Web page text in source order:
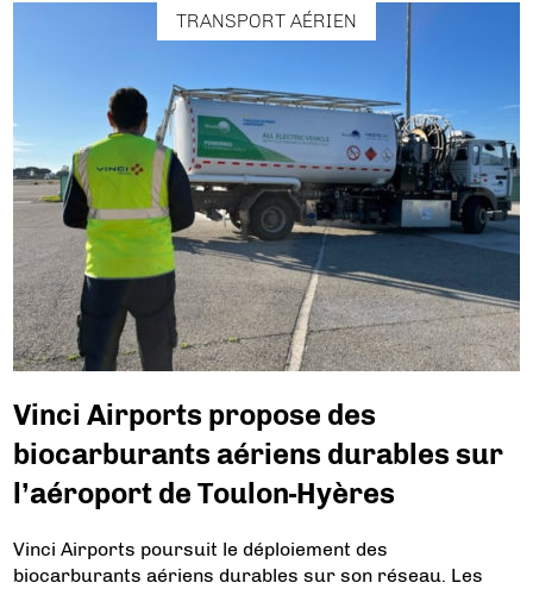
TRANSPORT AÉRIEN
Vinci Airports propose des
biocarburants aériens durables sur
l’aéroport de Toulon-Hyères
Vinci Airports poursuit le déploiement des
biocarburants aériens durables sur son réseau. Les